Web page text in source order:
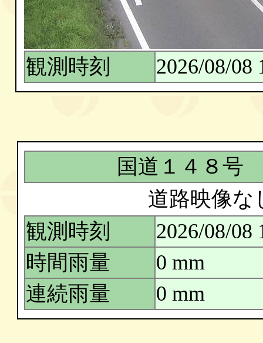
観測時刻 2026/08/08
国道１４８号
道路映像な
観測時刻
2026/08/08
時間雨量
0 mm
連続雨量
0 mm